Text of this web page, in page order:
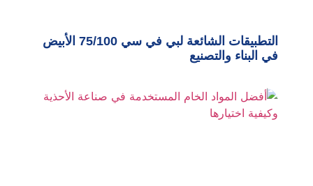
التطبيقات الشائعة لبي في سي 75/100 الأبيض
في البناء والتصنيع